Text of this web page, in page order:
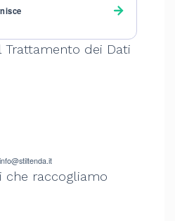
Trattamento dei Dati
info@stiltenda.it
che raccogliamo